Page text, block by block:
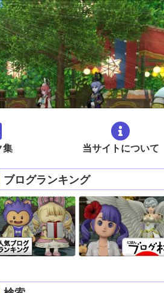
集 当サイトについて
ブログランキング